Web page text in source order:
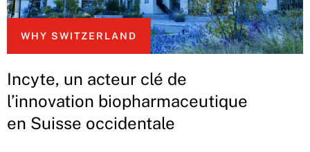
WHY SWITZERLAND
Incyte, un acteur clé de
l’innovation biopharmaceutique
en Suisse occidentale